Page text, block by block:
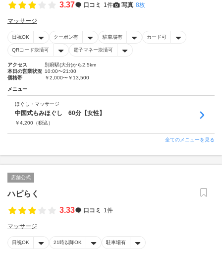
3.37 口コミ 1件 写真 8枚
マッサージ
日祝OK クーポン有 駐車場有 カード可
QRコード決済可 電子マネー決済可
アクセス
別府駅(大分)から2.5km
本日の営業状況 10:00〜21:00
価格帯
￥2,000〜￥13,500
メニュー
ほぐし・マッサージ
中国式もみほぐし 60分【女性】
￥4,200 （税込）
全てのメニューを見る
店舗公式
ハピらく
3.33
口コミ 1件
マッサージ
日祝OK 21時以降OK 駐車場有